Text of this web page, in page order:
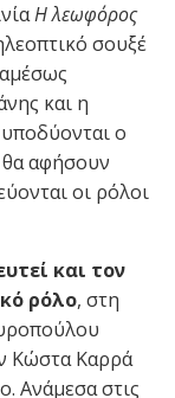
Η λεωφόρος
σουξέ
και η
ο
αφήσουν
οι ρόλοι
και τον
ρόλο, στη
Κώστα Καρρά
Ανάμεσα στις